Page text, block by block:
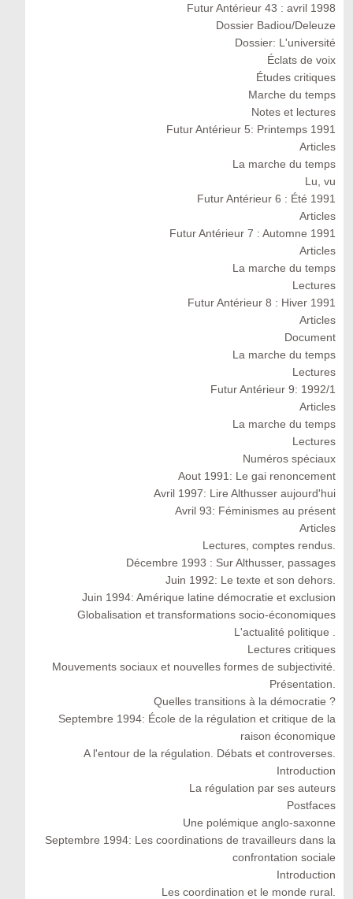
Futur Antérieur 43 : avril 1998
Dossier Badiou/Deleuze
Dossier: L'université
Éclats de voix
Études critiques
Marche du temps
Notes et lectures
Futur Antérieur 5: Printemps 1991
Articles
La marche du temps
Lu, vu
Futur Antérieur 6 : Été 1991
Articles
Futur Antérieur 7 : Automne 1991
Articles
La marche du temps
Lectures
Futur Antérieur 8 : Hiver 1991
Articles
Document
La marche du temps
Lectures
Futur Antérieur 9: 1992/1
Articles
La marche du temps
Lectures
Numéros spéciaux
Aout 1991: Le gai renoncement
Avril 1997: Lire Althusser aujourd'hui
Avril 93: Féminismes au présent
Articles
Lectures, comptes rendus.
Décembre 1993 : Sur Althusser, passages
Juin 1992: Le texte et son dehors.
Juin 1994: Amérique latine démocratie et exclusion
Globalisation et transformations socio-économiques
L'actualité politique .
Lectures critiques
Mouvements sociaux et nouvelles formes de subjectivité.
Présentation.
Quelles transitions à la démocratie ?
Septembre 1994: École de la régulation et critique de la
raison économique
A l'entour de la régulation. Débats et controverses.
Introduction
La régulation par ses auteurs
Postfaces
Une polémique anglo-saxonne
Septembre 1994: Les coordinations de travailleurs dans la
confrontation sociale
Introduction
Les coordination et le monde rural.